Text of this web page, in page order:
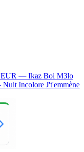
— Ikaz Boi M3lo
Nuit Incolore J't'emmène